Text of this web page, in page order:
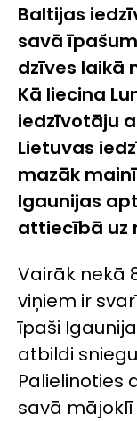
Baltijas
savā
dzīves laikā
Kā liecina
iedzīvotāju
Lietuvas
mazāk
Igaunijas
attiecībā uz
Vairāk nekā
viņiem ir
īpaši
atbildi
Palielinoties
savā